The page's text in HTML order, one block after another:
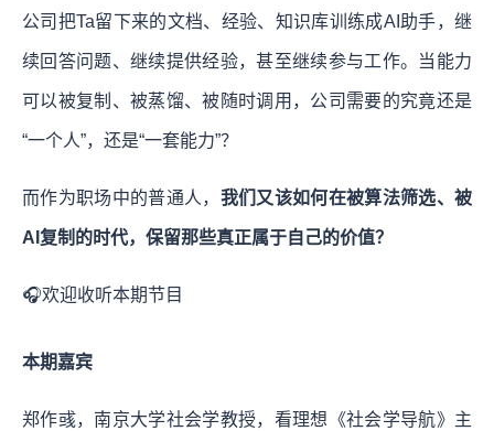
公司把Ta留下来的文档、经验、知识库训练成AI助手，继
续回答问题、继续提供经验，甚至继续参与工作。当能力
可以被复制、被蒸馏、被随时调用，公司需要的究竟还是
“一个人”，还是“一套能力”？
而作为职场中的普通人， 我们又该如何在被算法筛选、被
AI复制的时代，保留那些真正属于自己的价值？
🎧欢迎收听本期节目
本期嘉宾
郑作彧，南京大学社会学教授，看理想《社会学导航》主